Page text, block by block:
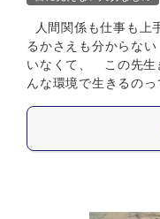
人間関係も仕事も上
るかさえも分からな
いなくて、 この先生
んな環境で生きるの